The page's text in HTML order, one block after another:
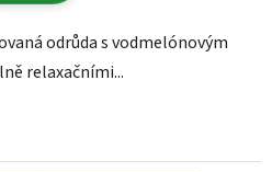
odrůda s vodmelónovým
relaxačními...